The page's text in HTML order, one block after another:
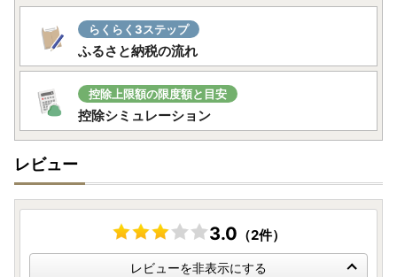
らくらく3ステップ
ふるさと納税の流れ
控除上限額の限度額と目安
控除シミュレーション
レビュー
3.0 （2件）
レビューを非表示にする